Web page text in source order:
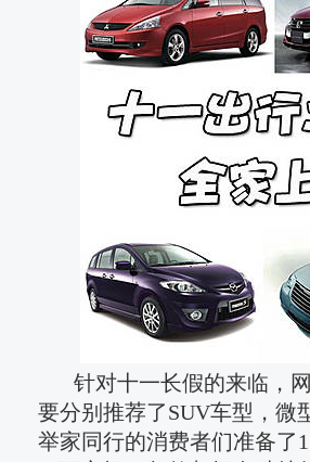
针对十一长假的来临，
要分别推荐了SUV车型，微
举家同行的消费者们准备了